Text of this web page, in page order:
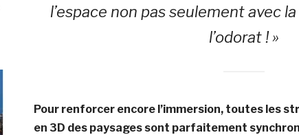
l’espace non pas seulement avec
l’odorat ! »
Pour renforcer encore l’immersion, toutes les
en 3D des paysages sont parfaitement